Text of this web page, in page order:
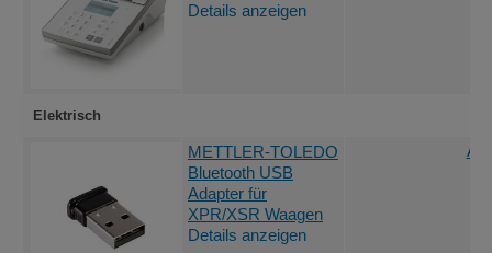
Details anzeigen
Elektrisch
METTLER-TOLEDO
Bluetooth USB
Adapter für
XPR/XSR Waagen
Details anzeigen